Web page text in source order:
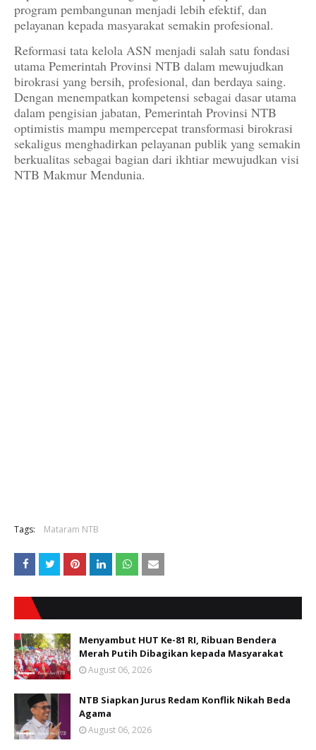
program pembangunan menjadi lebih efektif, dan
pelayanan kepada masyarakat semakin profesional.
Reformasi tata kelola ASN menjadi salah satu fondasi
utama Pemerintah Provinsi NTB dalam mewujudkan
birokrasi yang bersih, profesional, dan berdaya saing.
Dengan menempatkan kompetensi sebagai dasar utama
dalam pengisian jabatan, Pemerintah Provinsi NTB
optimistis mampu mempercepat transformasi birokrasi
sekaligus menghadirkan pelayanan publik yang semakin
berkualitas sebagai bagian dari ikhtiar mewujudkan visi
NTB Makmur Mendunia.
Tags: Mataram NTB
Menyambut HUT Ke-81 RI, Ribuan Bendera
Merah Putih Dibagikan kepada Masyarakat
August 06, 2026
NTB Siapkan Jurus Redam Konflik Nikah Beda
Agama
August 06, 2026